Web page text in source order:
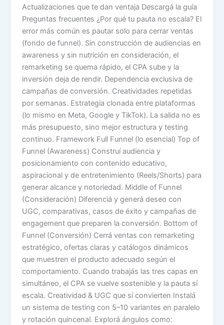
Actualizaciones que te dan ventaja Descargá la guía
Preguntas frecuentes ¿Por qué tu pauta no escala? El
error más común es pautar solo para cerrar ventas
(fondo de funnel). Sin construcción de audiencias en
awareness y sin nutrición en consideración, el
remarketing se quema rápido, el CPA sube y la
inversión deja de rendir. Dependencia exclusiva de
campañas de conversión. Creatividades repetidas
por semanas. Estrategia clonada entre plataformas
(lo mismo en Meta, Google y TikTok). La salida no es
más presupuesto, sino mejor estructura y testing
continuo. Framework Full Funnel (lo esencial) Top of
Funnel (Awareness) Construí audiencia y
posicionamiento con contenido educativo,
aspiracional y de entretenimiento (Reels/Shorts) para
generar alcance y notoriedad. Middle of Funnel
(Consideración) Diferenciá y generá deseo con
UGC, comparativas, casos de éxito y campañas de
engagement que preparen la conversión. Bottom of
Funnel (Conversión) Cerrá ventas con remarketing
estratégico, ofertas claras y catálogos dinámicos
que muestren el producto adecuado según el
comportamiento. Cuando trabajás las tres capas en
simultáneo, el CPA se vuelve sostenible y la pauta sí
escala. Creatividad & UGC que sí convierten Instalá
un sistema de testing con 5–10 variantes en paralelo
y rotación quincenal. Explorá ángulos como: